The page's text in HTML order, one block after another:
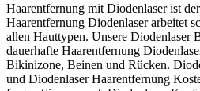
Haarentfernung mit Diodenlaser ist
Haarentfernung Diodenlaser arbeitet
allen Hauttypen. Unsere Diodenlaser
dauerhafte Haarentfernung
Bikinizone, Beinen und Rücken.
und Diodenlaser Haarentfernung